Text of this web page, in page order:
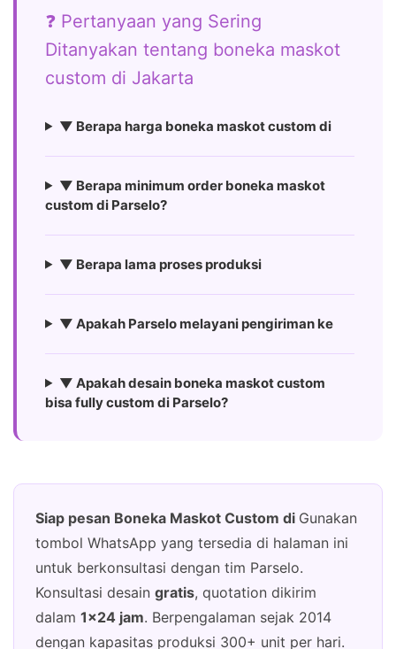
❓ Pertanyaan yang Sering
Ditanyakan tentang boneka maskot
custom di Jakarta
▼ Berapa harga boneka maskot custom di
▼ Berapa minimum order boneka maskot
custom di Parselo?
▼ Berapa lama proses produksi
▼ Apakah Parselo melayani pengiriman ke
▼ Apakah desain boneka maskot custom
bisa fully custom di Parselo?
Siap pesan Boneka Maskot Custom di Gunakan
tombol WhatsApp yang tersedia di halaman ini
untuk berkonsultasi dengan tim Parselo.
Konsultasi desain gratis, quotation dikirim
dalam 1×24 jam. Berpengalaman sejak 2014
dengan kapasitas produksi 300+ unit per hari.